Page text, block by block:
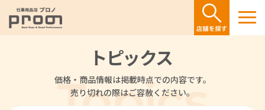
トピックス
価格・商品情報は掲載時点での内容です。
売り切れの際はご容赦ください。